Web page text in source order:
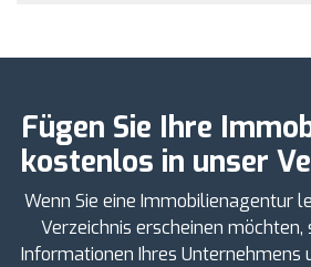
Fügen Sie Ihre
kostenlos in unser
Wenn Sie eine Immobilienagentur
Verzeichnis erscheinen möchten,
Informationen Ihres Unternehmens